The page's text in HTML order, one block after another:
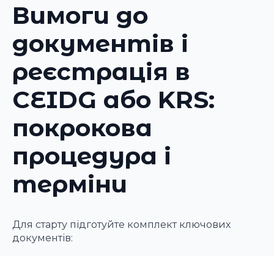
Вимоги до
документів і
реєстрація в
CEIDG або KRS:
покрокова
процедура і
терміни
Для старту підготуйте комплект ключових
документів: